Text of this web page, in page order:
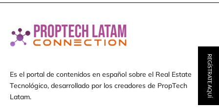
Es el portal de contenidos en español sobre el Real Estate
Tecnológico, desarrollado por los creadores de PropTech
Latam.
REGÍSTRATE AQUÍ